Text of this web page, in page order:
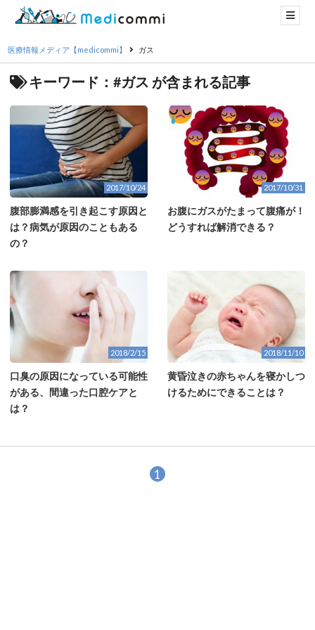
医療情報メディア【medicommi】 ガス
キーワード：#ガス が含まれる記事
2017/10/24
腹部膨満感を引き起こす原因と
は？病気が原因のこともある
の？
2017/10/31
お腹にガスがたまって腹痛が！
どうすれば解消できる？
2018/2/15
口臭の原因になっている可能性
がある、間違った口腔ケアと
は？
2018/11/10
黄昏泣きの赤ちゃんを寝かしつ
けるためにできることは？
1